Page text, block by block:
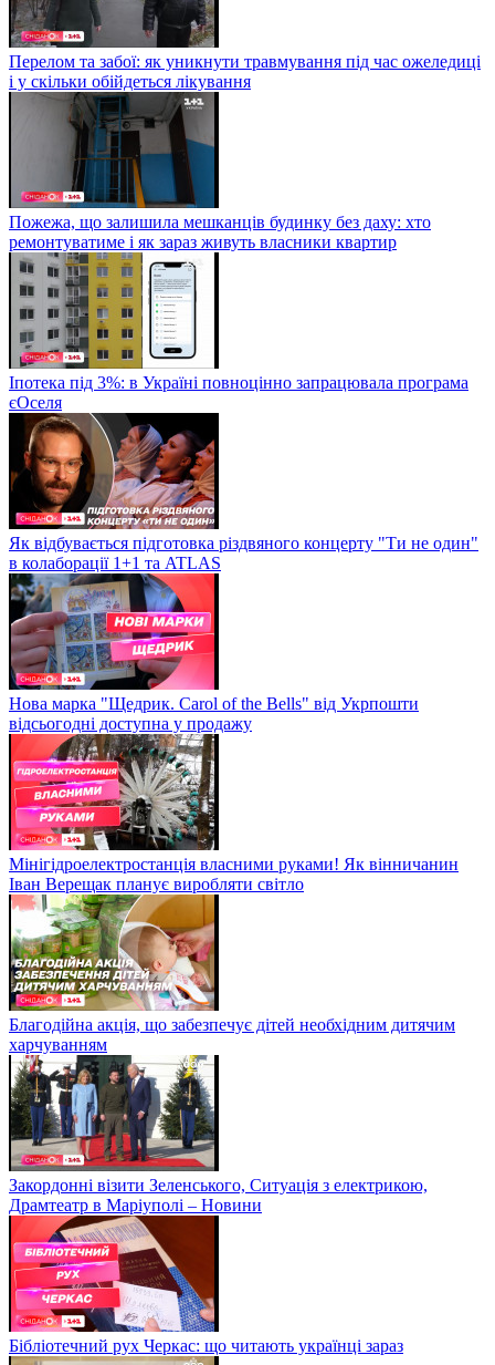
Перелом та забої: як уникнути травмування під час ожеледиці
і у скільки обійдеться лікування
Пожежа, що залишила мешканців будинку без даху: хто
ремонтуватиме і як зараз живуть власники квартир
Іпотека під 3%: в Україні повноцінно запрацювала програма
єОселя
Як відбувається підготовка різдвяного концерту "Ти не один"
в колаборації 1+1 та ATLAS
Нова марка "Щедрик. Carol of the Bells" від Укрпошти
відсьогодні доступна у продажу
Мінігідроелектростанція власними руками! Як вінничанин
Іван Верещак планує виробляти світло
Благодійна акція, що забезпечує дітей необхідним дитячим
харчуванням
Закордонні візити Зеленського, Ситуація з електрикою,
Драмтеатр в Маріуполі – Новини
Бібліотечний рух Черкас: що читають українці зараз